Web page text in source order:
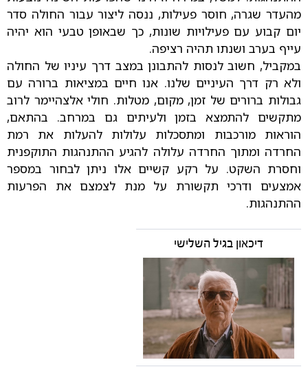
מהעדר שגרה, חוסר פעילות, ננסה ליצור עבור החולה סדר
יום קבוע עם פעילויות שונות, כך שבאופן טבעי הוא יהיה
עייף בערב ושנתו תהיה רציפה.
במקביל, חשוב לנסות להתבונן במצב דרך עיניו של החולה
ולא רק דרך העיניים שלנו. אנו חיים במציאות ברורה עם
גבולות ברורים של זמן, מקום, מטלות. חולי אלצהיימר לרוב
מתקשים להתמצא בזמן ולעיתים גם במרחב. בהתאם,
הוראות מורכבות ומתסכלות עלולות להעלות את רמת
החרדה ומתוך החרדה עלולה להגיע ההתנהגות התוקפנית
וחסרת השקט. על רקע קשיים אלו ניתן לבחור במספר
אמצעים ודרכי תקשורת על מנת לצמצם את הפרעות
ההתנהגות.
דיכאון בגיל השלישי